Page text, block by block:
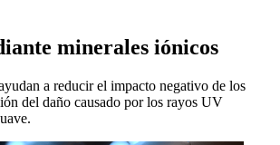
minerales iónicos
a reducir el impacto negativo de los
del daño causado por los rayos UV